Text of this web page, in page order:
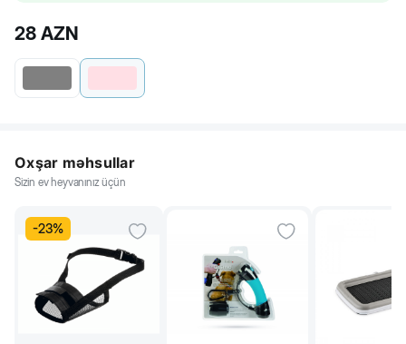
28 AZN
Oxşar məhsullar
Sizin ev heyvanınız üçün
-23%